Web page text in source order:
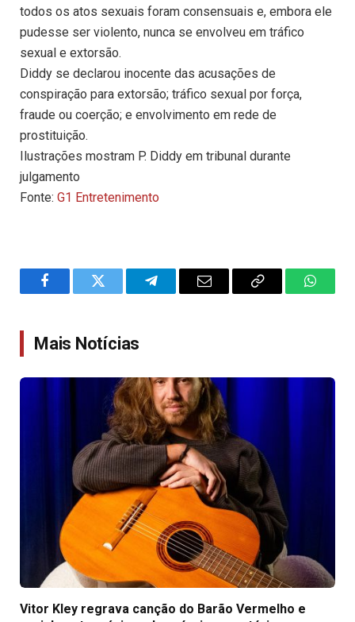
todos os atos sexuais foram consensuais e, embora ele
pudesse ser violento, nunca se envolveu em tráfico
sexual e extorsão.
Diddy se declarou inocente das acusações de
conspiração para extorsão; tráfico sexual por força,
fraude ou coerção; e envolvimento em rede de
prostituição.
Ilustrações mostram P. Diddy em tribunal durante
julgamento
Fonte: G1 Entretenimento
FacebookTwitter TelegramEmail
Copy
Mais Notícias
Vitor Kley regrava canção do Barão Vermelho e